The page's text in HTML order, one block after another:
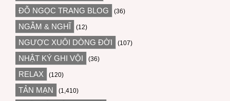
ĐỖ NGỌC TRANG BLOG (36)
NGẪM & NGHĨ (12)
NGƯỢC XUÔI DÒNG ĐỜI (107)
NHẬT KÝ GHI VỘI (36)
RELAX (120)
TẢN MẠN (1,410)